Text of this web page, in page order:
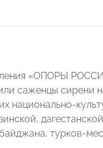
«ОПОРЫ
саженцы сирени
национально-
турков-